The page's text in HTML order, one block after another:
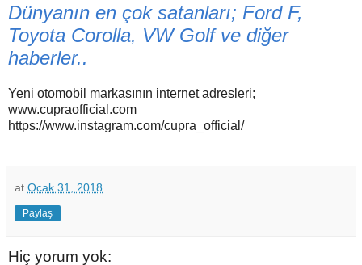
Dünyanın en çok satanları; Ford F,
Toyota Corolla, VW Golf ve diğer
haberler..
Yeni otomobil markasının internet adresleri;
www.cupraofficial.com
https://www.instagram.com/cupra_official/
at Ocak 31, 2018
Paylaş
Hiç yorum yok: